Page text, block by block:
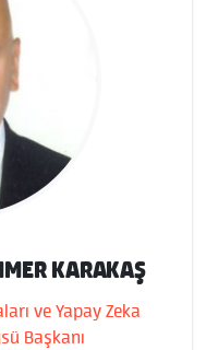
KARAKAŞ
ve Yapay Zeka
Başkanı